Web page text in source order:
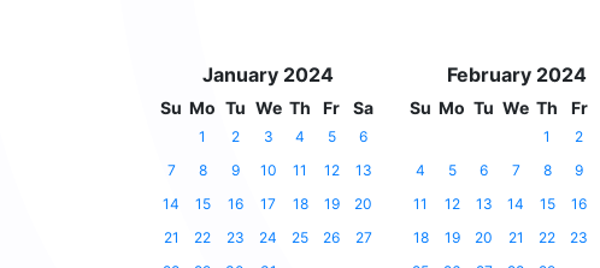
January 2024
Su Mo Tu We Th Fr Sa
1 2 3 4 5
6
7
8 9 10 11 12
13
14
15 16 17 18 19
20
21
22 23 24 25 26
27
February 2024
Su Mo Tu We Th Fr
1 2
4
5 6 7 8 9
11
12 13 14 15 16
18
19 20 21 22 23